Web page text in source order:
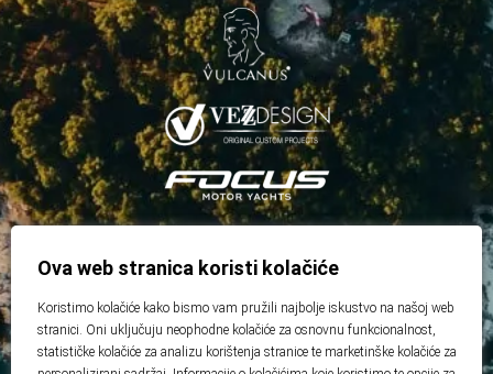
Ova web stranica koristi kolačiće
Koristimo kolačiće kako bismo vam pružili najbolje iskustvo na našoj web
stranici. Oni uključuju neophodne kolačiće za osnovnu funkcionalnost,
statističke kolačiće za analizu korištenja stranice te marketinške kolačiće za